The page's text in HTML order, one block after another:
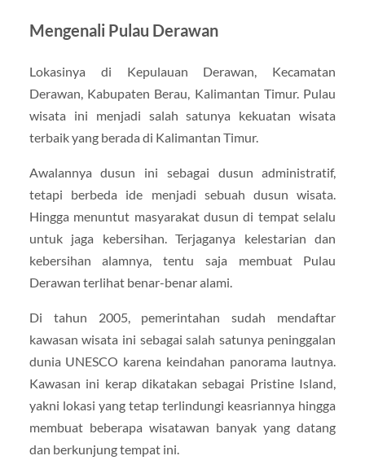
Mengenali Pulau Derawan
Lokasinya di Kepulauan Derawan, Kecamatan
Derawan, Kabupaten Berau, Kalimantan Timur. Pulau
wisata ini menjadi salah satunya kekuatan wisata
terbaik yang berada di Kalimantan Timur.
Awalannya dusun ini sebagai dusun administratif,
tetapi berbeda ide menjadi sebuah dusun wisata.
Hingga menuntut masyarakat dusun di tempat selalu
untuk jaga kebersihan. Terjaganya kelestarian dan
kebersihan alamnya, tentu saja membuat Pulau
Derawan terlihat benar-benar alami.
Di tahun 2005, pemerintahan sudah mendaftar
kawasan wisata ini sebagai salah satunya peninggalan
dunia UNESCO karena keindahan panorama lautnya.
Kawasan ini kerap dikatakan sebagai Pristine Island,
yakni lokasi yang tetap terlindungi keasriannya hingga
membuat beberapa wisatawan banyak yang datang
dan berkunjung tempat ini.